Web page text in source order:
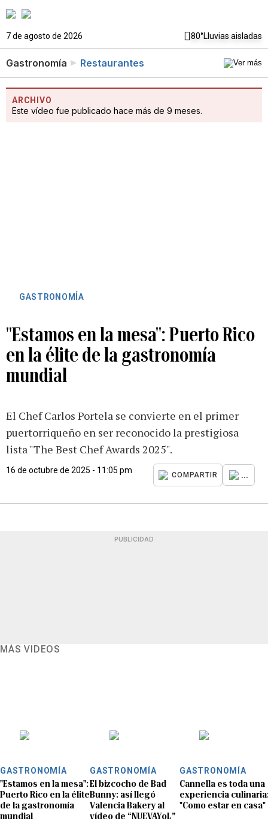
7 de agosto de 2026 80°Lluvias aisladas
Gastronomía Restaurantes
ARCHIVO
Este vídeo fue publicado hace más de 9 meses.
GASTRONOMÍA
"Estamos en la mesa": Puerto Rico
en la élite de la gastronomía
mundial
El Chef Carlos Portela se convierte en el primer
puertorriqueño en ser reconocido la prestigiosa
lista "The Best Chef Awards 2025".
16 de octubre de 2025 - 11:05 pm
COMPARTIR ...
PUBLICIDAD
MÁS VIDEOS
GASTRONOMÍA
"Estamos en la mesa":
Puerto Rico en la élite
de la gastronomía
mundial
GASTRONOMÍA
El bizcocho de Bad
Bunny: así llegó
Valencia Bakery al
vídeo de “NUEVAYoL”
GASTRONOMÍA
Cannella es toda una
experiencia
"Como estar en casa"